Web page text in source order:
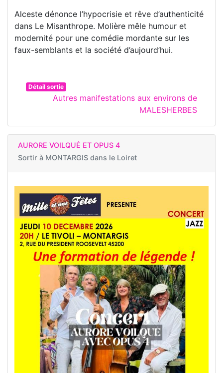
Alceste dénonce l’hypocrisie et rêve d’authenticité
dans Le Misanthrope. Molière mêle humour et
modernité pour une comédie mordante sur les
faux-semblants et la société d’aujourd’hui.
Détail sortie
Autres manifestations aux environs de
MALESHERBES
AURORE VOILQUÉ ET OPUS 4
Sortir à MONTARGIS dans le Loiret